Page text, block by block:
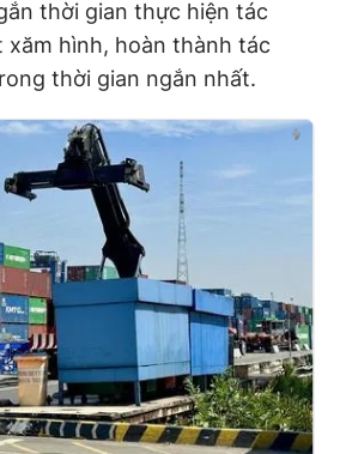
thời gian thực hiện tác
xăm hình, hoàn thành tác
thời gian ngắn nhất.